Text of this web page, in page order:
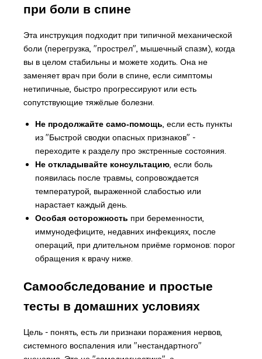
при боли в спине
Эта инструкция подходит при типичной механической
боли (перегрузка, "прострел", мышечный спазм), когда
вы в целом стабильны и можете ходить. Она не
заменяет врач при боли в спине, если симптомы
нетипичные, быстро прогрессируют или есть
сопутствующие тяжёлые болезни.
Не продолжайте само‑помощь, если есть пункты
из "Быстрой сводки опасных признаков" -
переходите к разделу про экстренные состояния.
Не откладывайте консультацию, если боль
появилась после травмы, сопровождается
температурой, выраженной слабостью или
нарастает каждый день.
Особая осторожность при беременности,
иммунодефиците, недавних инфекциях, после
операций, при длительном приёме гормонов: порог
обращения к врачу ниже.
Самообследование и простые
тесты в домашних условиях
Цель - понять, есть ли признаки поражения нервов,
системного воспаления или "нестандартного"